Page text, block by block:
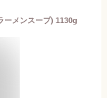
ーメンスープ) 1130g